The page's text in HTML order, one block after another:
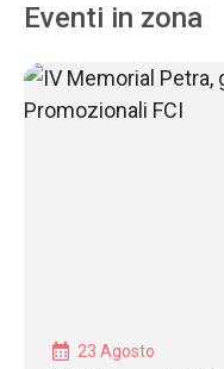
Eventi in zona
23 Agosto